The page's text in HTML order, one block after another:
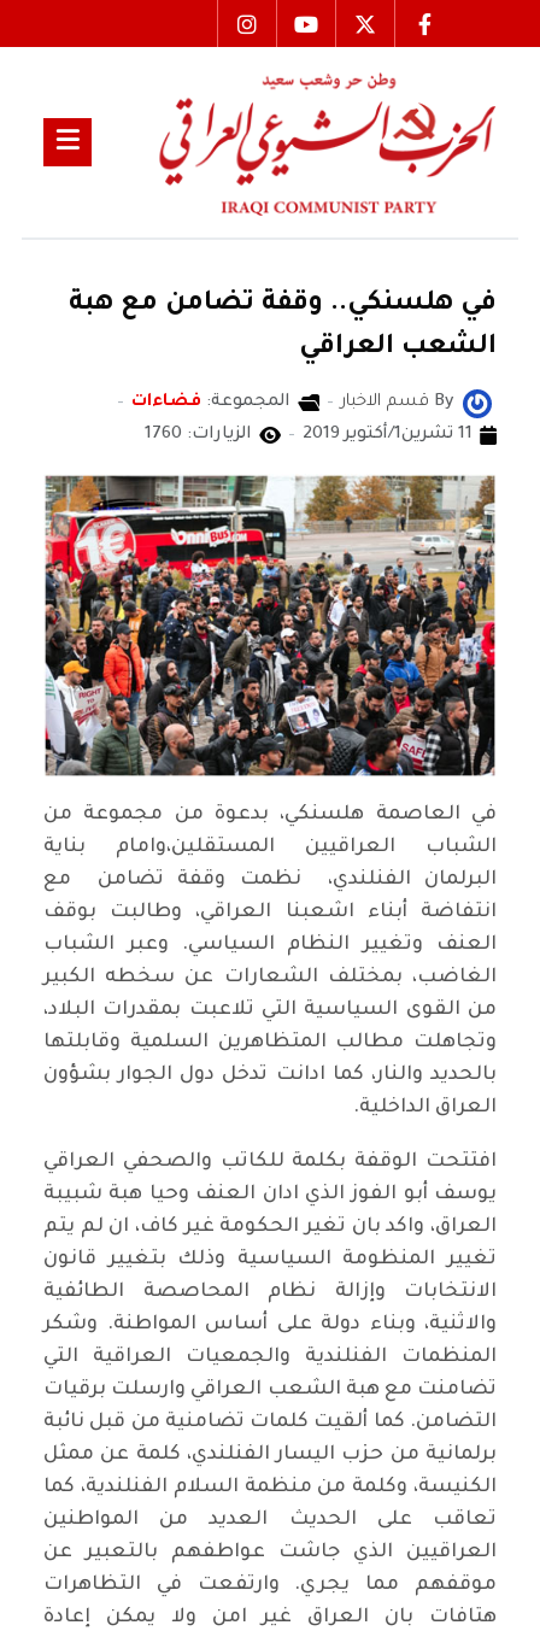
في هلسنكي.. وقفة تضامن مع هبة
الشعب العراقي
By قسم الاخبار المجموعة: فضاءات
11 تشرين1/أكتوير 2019
الزيارات: 1760
في العاصمة هلسنكي، بدعوة من مجموعة من
الشباب العراقيين المستقلين،وامام بناية
البرلمان الفنلندي، نظمت وقفة تضامن مع
انتفاضة أبناء اشعبنا العراقي، وطالبت بوقف
العنف وتغيير النظام السياسي. وعبر الشباب
الغاضب، بمختلف الشعارات عن سخطه الكبير
من القوى السياسية التي تلاعبت بمقدرات البلاد،
وتجاهلت مطالب المتظاهرين السلمية وقابلتها
بالحديد والنار، كما ادانت تدخل دول الجوار بشؤون
العراق الداخلية.
افتتحت الوقفة بكلمة للكاتب والصحفي العراقي
يوسف أبو الفوز الذي ادان العنف وحيا هبة شبيبة
العراق، واكد بان تغير الحكومة غير كاف، ان لم يتم
تغيير المنظومة السياسية وذلك بتغيير قانون
الانتخابات وإزالة نظام المحاصصة الطائفية
والاثنية، وبناء دولة على أساس المواطنة. وشكر
المنظمات الفنلندية والجمعيات العراقية التي
تضامنت مع هبة الشعب العراقي وارسلت برقيات
التضامن. كما ألقيت كلمات تضامنية من قبل نائبة
برلمانية من حزب اليسار الفنلندي، كلمة عن ممثل
الكنيسة، وكلمة من منظمة السلام الفنلندية، كما
تعاقب على الحديث العديد من المواطنين
العراقيين الذي جاشت عواطفهم بالتعبير عن
موقفهم مما يجري. وارتفعت في التظاهرات
هتافات بان العراق غير امن ولا يمكن إعادة